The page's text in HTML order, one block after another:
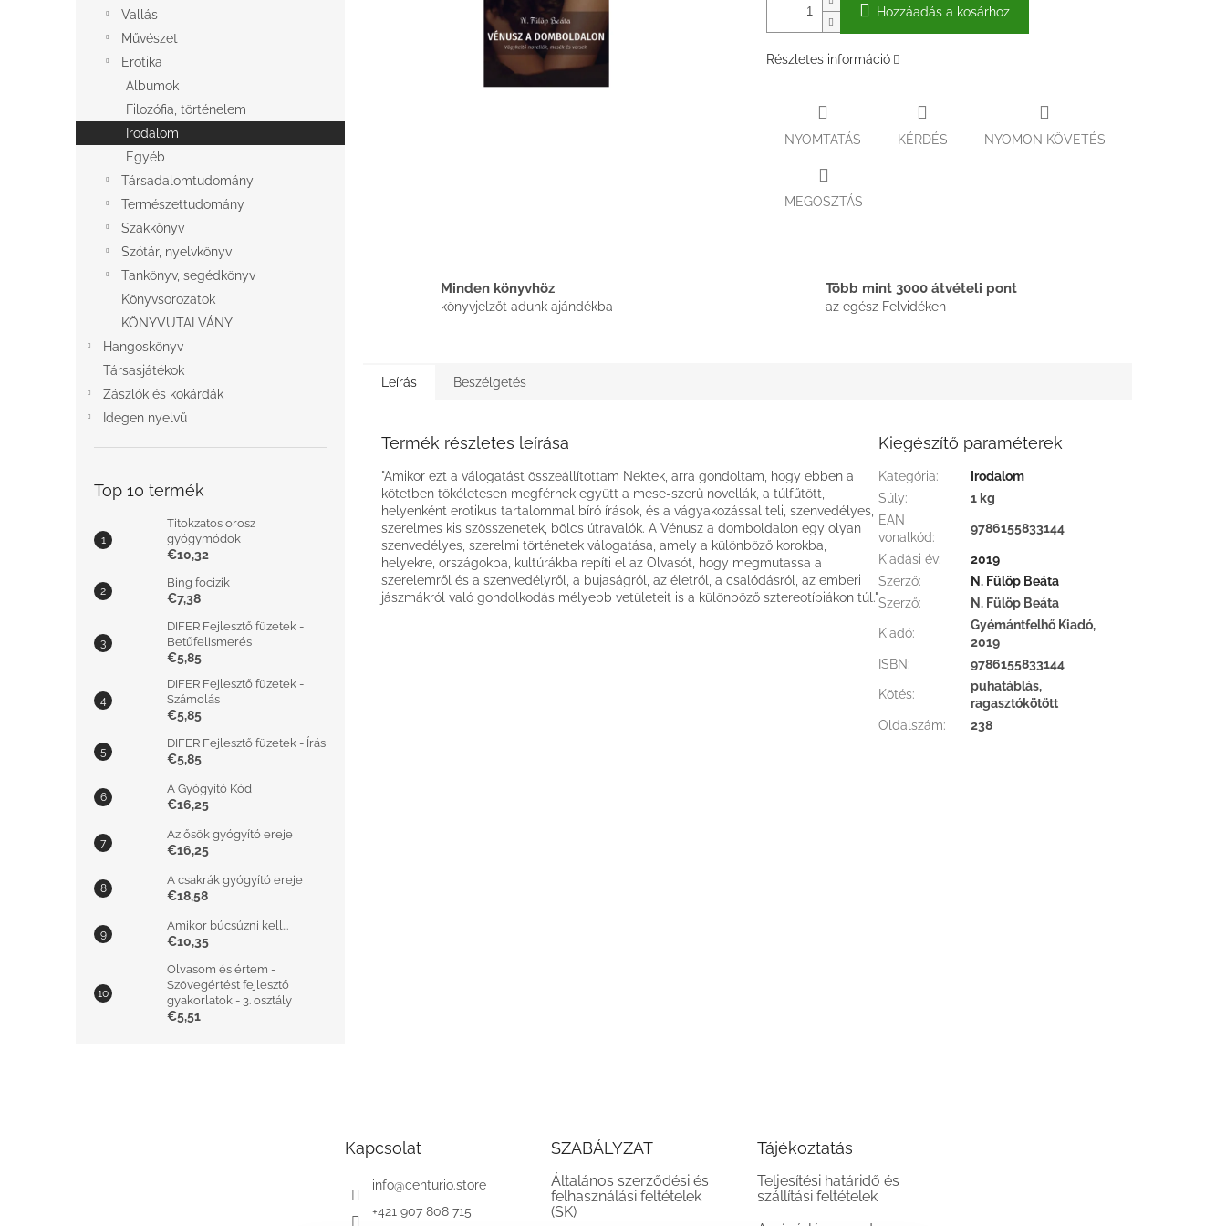
Vallás
Művészet
Erotika
Albumok
Filozófia, történelem
Irodalom
Egyéb
Társadalomtudomány
Természettudomány
Szakkönyv
Szótár, nyelvkönyv
Tankönyv, segédkönyv
Könyvsorozatok
KÖNYVUTALVÁNY
Hangoskönyv
Társasjátékok
Zászlók és kokárdák
Idegen nyelvű
Top 10 termék
Titokzatos orosz
gyógymódok
€10,32
Bing focizik
€7,38
DIFER Fejlesztő füzetek -
Betűfelismerés
€5,85
DIFER Fejlesztő füzetek -
Számolás
€5,85
DIFER Fejlesztő füzetek - Írás
€5,85
A Gyógyító Kód
€16,25
Az ősök gyógyító ereje
€16,25
A csakrák gyógyító ereje
€18,58
Amikor búcsúzni kell...
€10,35
Olvasom és értem -
Szövegértést fejlesztő
gyakorlatok - 3. osztály
€5,51
Hozzáadás a kosárhoz
Részletes információ
NYOMTATÁS KÉRDÉS NYOMON KÖVETÉS
MEGOSZTÁS
Minden könyvhöz
könyvjelzőt adunk ajándékba
Több mint 3000 átvételi pont
az egész Felvidéken
Leírás Beszélgetés
Termék részletes leírása
"Amikor ezt a válogatást összeállítottam Nektek, arra gondoltam, hogy ebben a
kötetben tökéletesen megférnek együtt a mese-szerű novellák, a túlfűtött,
helyenként erotikus tartalommal bíró írások, és a vágyakozással teli, szenvedélyes,
szerelmes kis szösszenetek, bölcs útravalók. A Vénusz a domboldalon egy olyan
szenvedélyes, szerelmi történetek válogatása, amely a különböző korokba,
helyekre, országokba, kultúrákba repíti el az Olvasót, hogy megmutassa a
szerelemről és a szenvedélyről, a bujaságról, az életről, a csalódásról, az emberi
jászmákról való gondolkodás mélyebb vetületeit is a különböző sztereotípiákon túl."
Kiegészítő paraméterek
Kategória:
Irodalom
Súly:
1 kg
EAN
vonalkód:
9786155833144
Kiadási év:
2019
Szerző:
N. Fülöp Beáta
Szerző: N. Fülöp Beáta
Kiadó:
Gyémántfelhő Kiadó,
2019
ISBN: 9786155833144
Kötés:
puhatáblás,
ragasztókötött
Oldalszám: 238
Kapcsolat
info@centurio.store
+421 907 808 715
SZABÁLYZAT
Általános szerződési és
felhasználási feltételek
(SK)
Tájékoztatás
Teljesítési határidő és
szállítási feltételek